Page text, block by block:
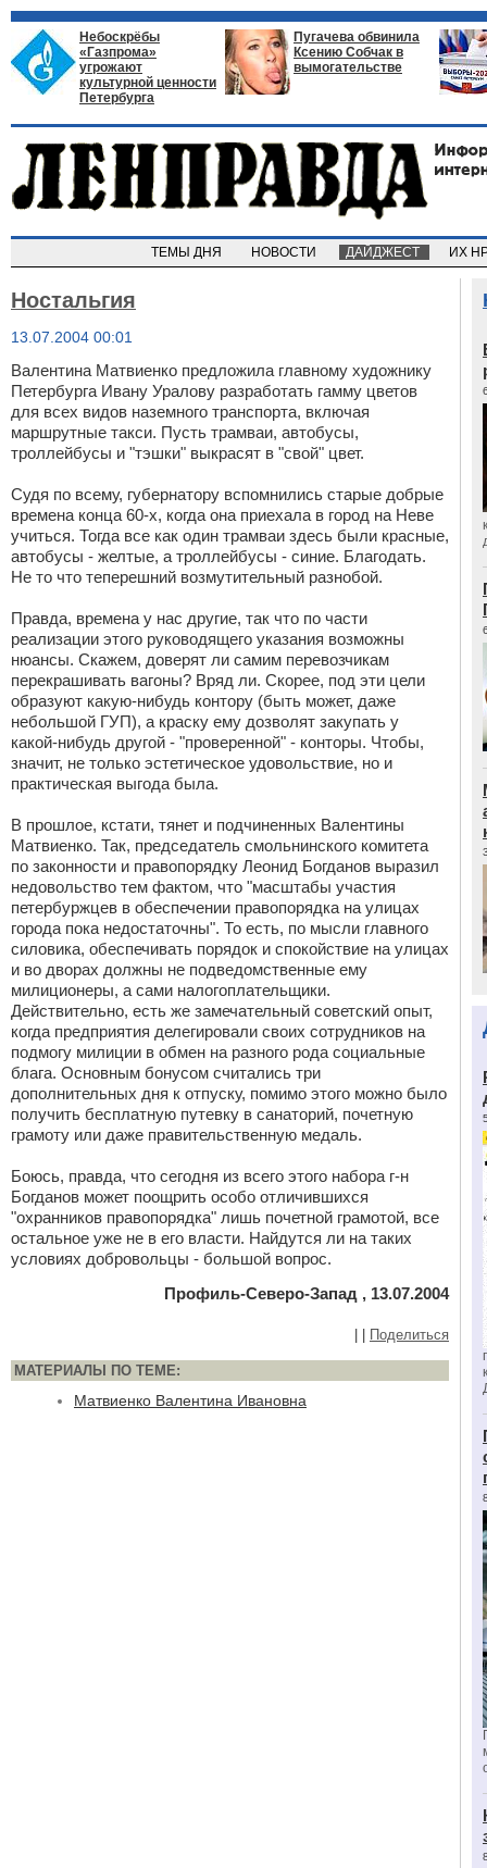
Небоскрёбы
«Газпрома»
угрожают
культурной ценности
Петербурга
Пугачева обвинила
Ксению Собчак в
вымогательстве
ТЕМЫ ДНЯ НОВОСТИ ДАЙДЖЕСТ ИХ
Ностальгия
13.07.2004 00:01
Валентина Матвиенко предложила главному художнику
Петербурга Ивану Уралову разработать гамму цветов
для всех видов наземного транспорта, включая
маршрутные такси. Пусть трамваи, автобусы,
троллейбусы и "тэшки" выкрасят в "свой" цвет.
Судя по всему, губернатору вспомнились старые добрые
времена конца 60-х, когда она приехала в город на Неве
учиться. Тогда все как один трамваи здесь были красные,
автобусы - желтые, а троллейбусы - синие. Благодать.
Не то что теперешний возмутительный разнобой.
Правда, времена у нас другие, так что по части
реализации этого руководящего указания возможны
нюансы. Скажем, доверят ли самим перевозчикам
перекрашивать вагоны? Вряд ли. Скорее, под эти цели
образуют какую-нибудь контору (быть может, даже
небольшой ГУП), а краску ему дозволят закупать у
какой-нибудь другой - "проверенной" - конторы. Чтобы,
значит, не только эстетическое удовольствие, но и
практическая выгода была.
В прошлое, кстати, тянет и подчиненных Валентины
Матвиенко. Так, председатель смольнинского комитета
по законности и правопорядку Леонид Богданов выразил
недовольство тем фактом, что "масштабы участия
петербуржцев в обеспечении правопорядка на улицах
города пока недостаточны". То есть, по мысли главного
силовика, обеспечивать порядок и спокойствие на улицах
и во дворах должны не подведомственные ему
милиционеры, а сами налогоплательщики.
Действительно, есть же замечательный советский опыт,
когда предприятия делегировали своих сотрудников на
подмогу милиции в обмен на разного рода социальные
блага. Основным бонусом считались три
дополнительных дня к отпуску, помимо этого можно было
получить бесплатную путевку в санаторий, почетную
грамоту или даже правительственную медаль.
Боюсь, правда, что сегодня из всего этого набора г-н
Богданов может поощрить особо отличившихся
"охранников правопорядка" лишь почетной грамотой, все
остальное уже не в его власти. Найдутся ли на таких
условиях добровольцы - большой вопрос.
Профиль-Северо-Запад , 13.07.2004
Поделиться
МАТЕРИАЛЫ ПО ТЕМЕ:
Матвиенко Валентина Ивановна